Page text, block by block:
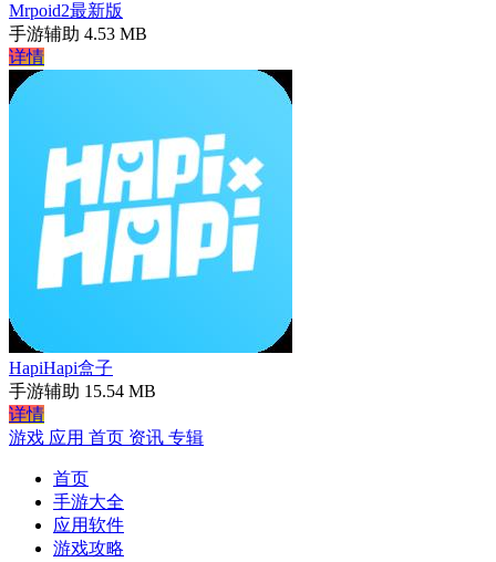
Mrpoid2最新版
手游辅助 4.53 MB
详情
HapiHapi盒子
手游辅助 15.54 MB
详情
游戏 应用 首页 资讯 专辑
首页
手游大全
应用软件
游戏攻略